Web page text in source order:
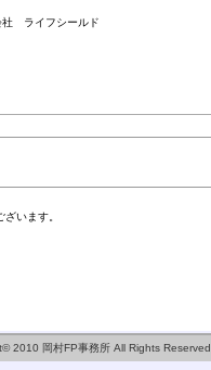
社 ライフシールド
います。
2010 岡村FP事務所 All Rights Reserved